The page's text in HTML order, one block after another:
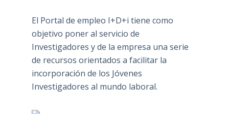
El Portal de empleo I+D+i tiene como
objetivo poner al servicio de
Investigadores y de la empresa una serie
de recursos orientados a facilitar la
incorporación de los Jóvenes
Investigadores al mundo laboral.